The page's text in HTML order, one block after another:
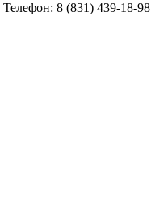
Телефон: 8 (831) 439-18-98